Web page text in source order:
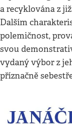
a recyklována z
Dalším
polemičnost,
svou
vydaný výbor z
příznačně